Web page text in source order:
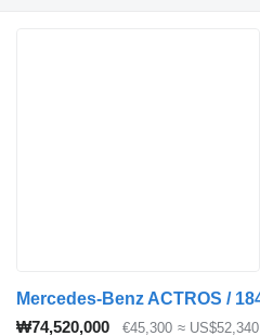
₩74,520,000 €45,300 ≈ US$52,340